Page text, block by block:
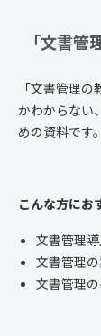
「文書
「文書管理
かわからない
めの資料です。
こんな方にお
文書管理
文書管理
文書管理